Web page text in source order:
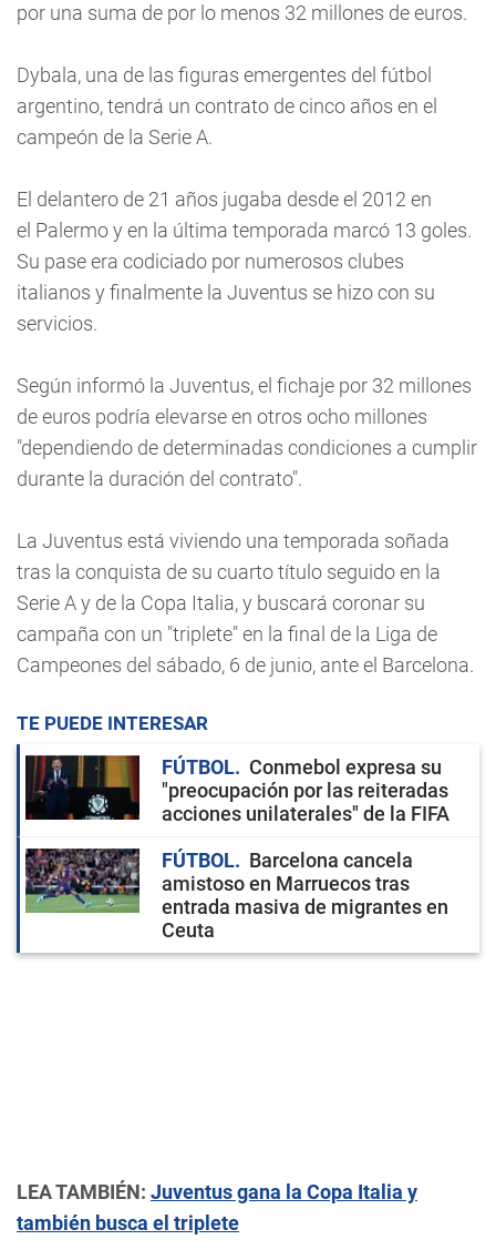
por una suma de por lo menos 32 millones de euros.
Dybala, una de las figuras emergentes del fútbol
argentino, tendrá un contrato de cinco años en el
campeón de la Serie A.
El delantero de 21 años jugaba desde el 2012 en
el Palermo y en la última temporada marcó 13 goles.
Su pase era codiciado por numerosos clubes
italianos y finalmente la Juventus se hizo con su
servicios.
Según informó la Juventus, el fichaje por 32 millones
de euros podría elevarse en otros ocho millones
"dependiendo de determinadas condiciones a cumplir
durante la duración del contrato".
La Juventus está viviendo una temporada soñada
tras la conquista de su cuarto título seguido en la
Serie A y de la Copa Italia, y buscará coronar su
campaña con un "triplete" en la final de la Liga de
Campeones del sábado, 6 de junio, ante el Barcelona.
TE PUEDE INTERESAR
FÚTBOL
Conmebol expresa su
"preocupación por las reiteradas
acciones unilaterales" de la FIFA
FÚTBOL
Barcelona cancela
amistoso en Marruecos tras
entrada masiva de migrantes en
Ceuta
LEA TAMBIÉN: Juventus gana la Copa Italia y
también busca el triplete